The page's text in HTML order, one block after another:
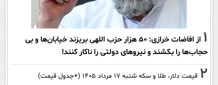
1
از افاضات خرازی: ۵۰ هزار حزب اللهی بریزند خیابان‌ها و بی
حجاب‌ها را بکشند و نیرو‌های دولتی را ناکار کنند!
2 قیمت دلار، طلا و سکه شنبه ۱۷ مرداد ۱۴۰۵ (+جدول قیمت)